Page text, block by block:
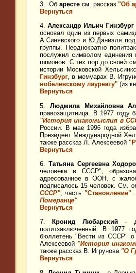
3. Об аресте см. рассказ "Об
Вернуться
4.Александр Ильич Гинзбург
основал один из первых
А.Синявского и Ю.Даниэля
группы. Неоднократно
послужил символом
шпионов. С тех пор до своей
истории Московской
Гинзбург, в мемуарах В.
нобелевскому лауреату" (из
Вернуться
5. Людмила Михайловна
правозащитница. В 1977 году
"История инакомыслия в
России. В мае 1996 года
Президент Международной
также рассказ Л. Алексеевой
Вернуться
6. Татьяна Сергеевна
человека в СССР",
адресованное в ООН, с
подписалось 15 человек. См.
СССР", часть"Становление"
Померанце"
Вернуться
7.
Кронид Любарский-
политзаключенный. В 1977
бюллетень "Вести из СССР"
Алексеевой "История
также рассказ В. Игрунова "О
Вернуться